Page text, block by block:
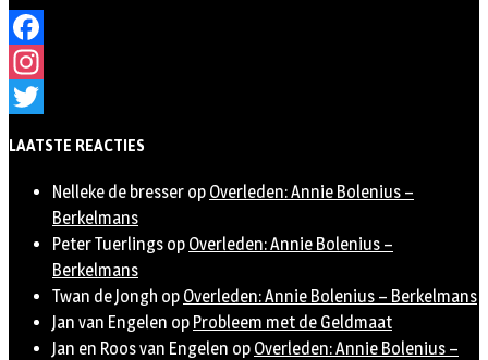
Facebook
Instagram
LAATSTE REACTIES
Nelleke de bresser op Overleden: Annie Bolenius –
Berkelmans
Peter Tuerlings op Overleden: Annie Bolenius –
Berkelmans
Twan de Jongh op Overleden: Annie Bolenius – Berkelmans
Jan van Engelen op Probleem met de Geldmaat
Jan en Roos van Engelen op Overleden: Annie Bolenius –